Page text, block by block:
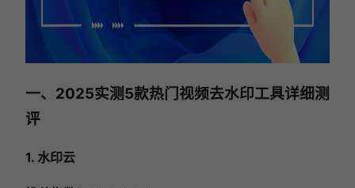
一、2025实测5款热门视频去水印工具详细测
评
1. 水印云